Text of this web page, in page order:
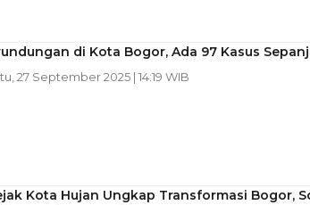
di Kota Bogor, Ada 97 Kasus
27 September 2025 | 14:19 WIB
Kota Hujan Ungkap Transformasi Bogor,